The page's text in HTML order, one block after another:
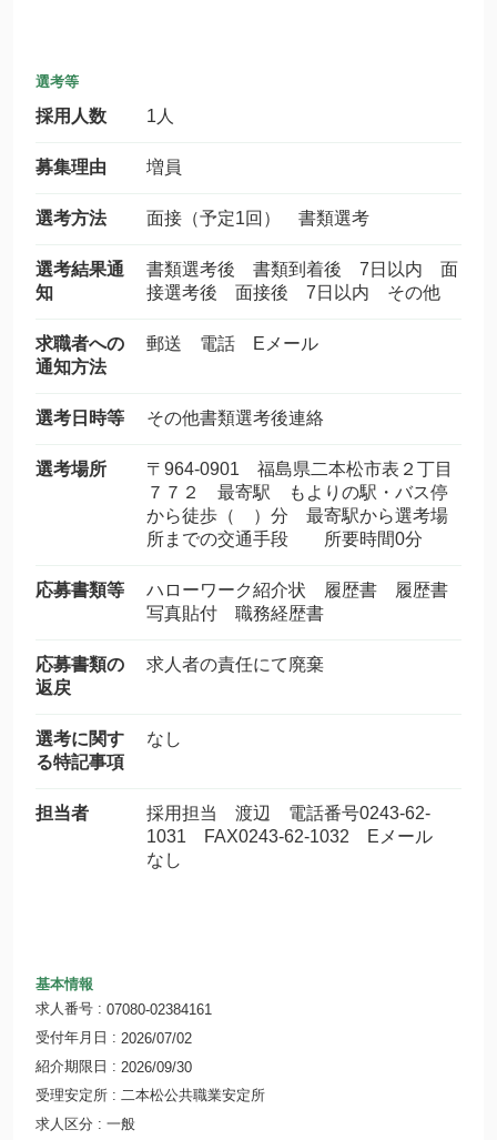
選考等
採用人数 1人
募集理由 増員
選考方法 面接（予定1回） 書類選考
選考結果通
知
書類選考後 書類到着後 7日以内 面
接選考後 面接後 7日以内 その他
求職者への
通知方法
郵送 電話 Eメール
選考日時等 その他書類選考後連絡
選考場所
〒964-0901 福島県二本松市表２丁目
７７２ 最寄駅 もよりの駅・バス停
から徒歩（ ）分 最寄駅から選考場
所までの交通手段 所要時間0分
応募書類等
ハローワーク紹介状 履歴書 履歴書
写真貼付 職務経歴書
応募書類の
返戻
求人者の責任にて廃棄
選考に関す
る特記事項
なし
担当者
採用担当 渡辺 電話番号0243-62-
1031 FAX0243-62-1032 Eメール
なし
基本情報
求人番号
07080-02384161
受付年月日
2026/07/02
紹介期限日
2026/09/30
受理安定所
二本松公共職業安定所
求人区分
一般